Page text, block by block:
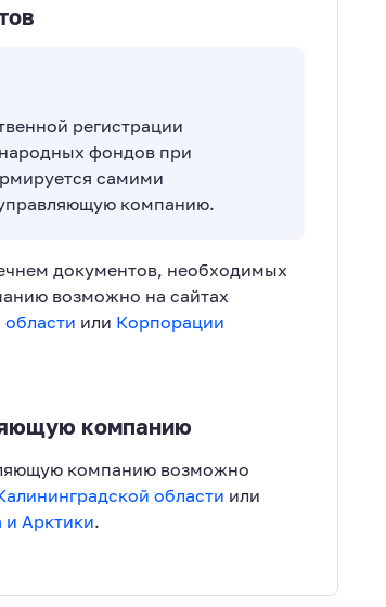
регистрации
фондов при
самими
компанию.
документов, необходимых
возможно на сайтах
или Корпорации
компанию
компанию возможно
области или
и Арктики.